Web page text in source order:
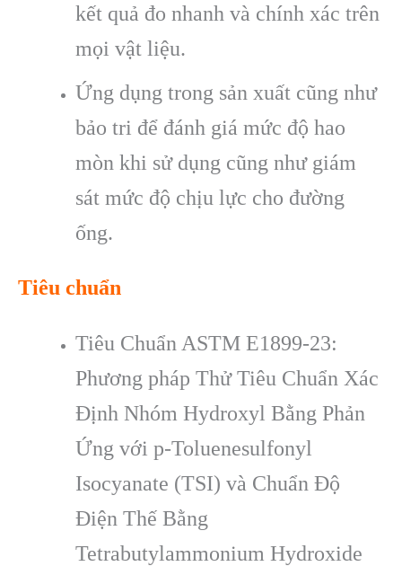
kết quả đo nhanh và chính xác trên
mọi vật liệu.
Ứng dụng trong sản xuất cũng như
bảo tri để đánh giá mức độ hao
mòn khi sử dụng cũng như giám
sát mức độ chịu lực cho đường
ống.
Tiêu chuẩn
Tiêu Chuẩn ASTM E1899-23:
Phương pháp Thử Tiêu Chuẩn Xác
Định Nhóm Hydroxyl Bằng Phản
Ứng với p-Toluenesulfonyl
Isocyanate (TSI) và Chuẩn Độ
Điện Thế Bằng
Tetrabutylammonium Hydroxide